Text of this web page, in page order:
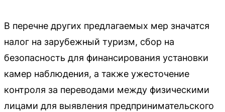
В перечне других предлагаемых мер значатся
налог на зарубежный туризм, сбор на
безопасность для финансирования установки
камер наблюдения, а также ужесточение
контроля за переводами между физическими
лицами для выявления предпринимательского